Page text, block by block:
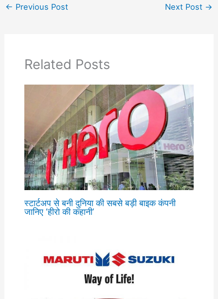
← Previous Post Next Post →
Related Posts
स्टार्टअप से बनी दुनिया की सबसे बड़ी बाइक कंपनी
जानिए ‘हीरो की कहानी’